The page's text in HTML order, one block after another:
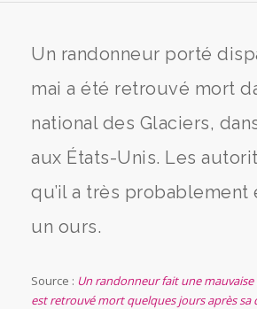
Un randonneur porté
mai a été retrouvé mort
national des Glaciers,
aux États-Unis. Les
qu’il a très
un ours.
Source : Un randonneur fait une
est retrouvé mort quelques jours après sa